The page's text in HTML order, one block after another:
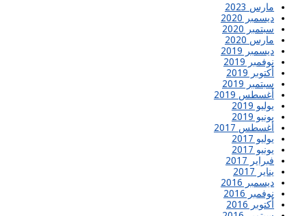
مارس 2023
ديسمبر 2020
سبتمبر 2020
مارس 2020
ديسمبر 2019
نوفمبر 2019
أكتوبر 2019
سبتمبر 2019
أغسطس 2019
يوليو 2019
يونيو 2019
أغسطس 2017
يوليو 2017
يونيو 2017
فبراير 2017
يناير 2017
ديسمبر 2016
نوفمبر 2016
أكتوبر 2016